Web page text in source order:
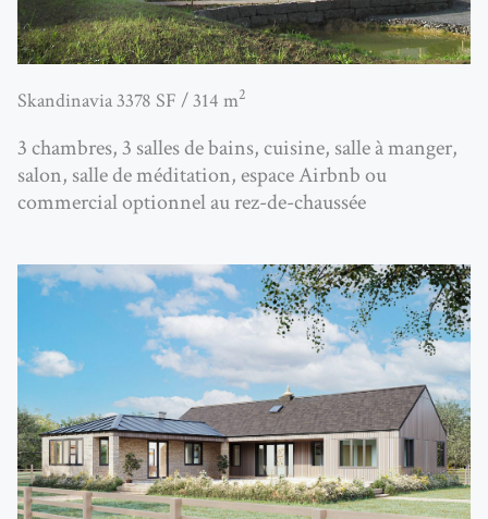
Skandinavia 3378 SF / 314 m2
3 chambres, 3 salles de bains, cuisine, salle à manger,
salon, salle de méditation, espace Airbnb ou
commercial optionnel au rez-de-chaussée